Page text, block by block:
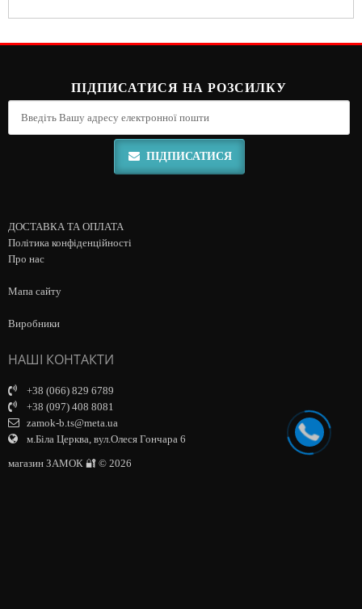
ПІДПИСАТИСЯ НА РОЗСИЛКУ
ПІДПИСАТИСЯ
ДОСТАВКА ТА ОПЛАТА
Політика конфіденційності
Про нас
Мапа сайту
Виробники
НАШІ КОНТАКТИ
+38 (066) 829 6789
+38 (097) 408 8081
zamok-b.ts@meta.ua
м.Біла Церква, вул.Олеся Гончара 6
магазин ЗАМОК 🔐 © 2026